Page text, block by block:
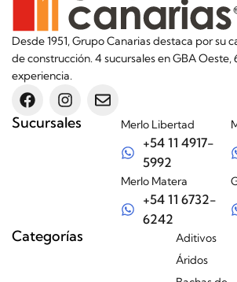
Desde 1951, Grupo Canarias destaca por su
de construcción. 4 sucursales en GBA Oeste,
experiencia.
Sucursales Merlo Libertad
+54 11 4917-
5992
Merlo Matera
+54 11 6732-
6242
Categorías
Aditivos
Áridos